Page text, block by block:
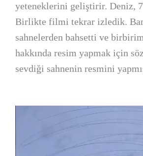
yeteneklerini geliştirir. Deniz, 7
Birlikte filmi tekrar izledik.
sahnelerden bahsetti ve
hakkında resim yapmak için
sevdiği sahnenin resmini